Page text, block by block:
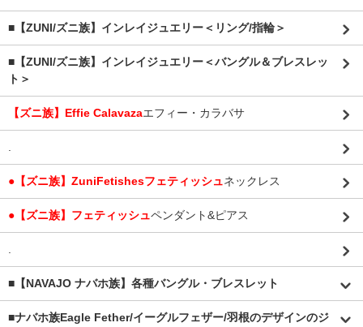
■【ZUNI/ズニ族】インレイジュエリー＜リング/指輪＞
■【ZUNI/ズニ族】インレイジュエリー＜バングル＆ブレスレッ
ト＞
【ズニ族】Effie Calavazaエフィー・カラバサ
.
●【ズニ族】ZuniFetishesフェティッシュネックレス
●【ズニ族】フェティッシュペンダント&ピアス
.
■【NAVAJO ナバホ族】各種バングル・ブレスレット
■ナバホ族Eagle Fether/イーグルフェザー/羽根のデザインのジ